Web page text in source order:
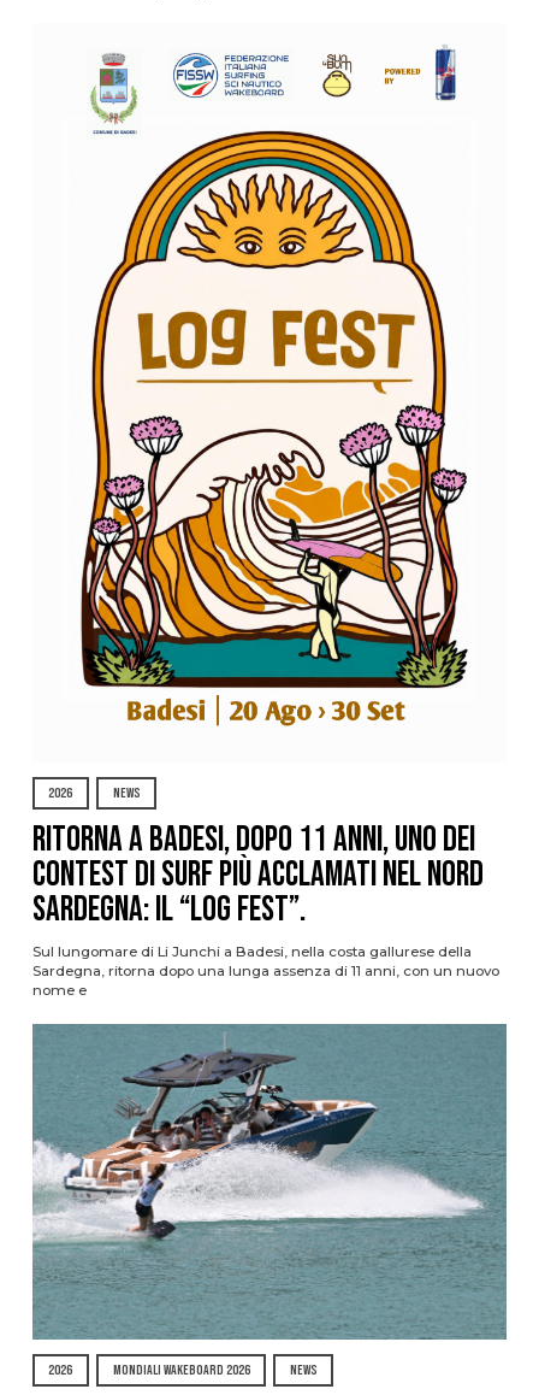
2026 NEWS
Ritorna a Badesi, dopo 11 anni, uno dei
contest di surf più acclamati nel nord
Sardegna: il “Log Fest”.
Sul lungomare di Li Junchi a Badesi, nella costa gallurese della
Sardegna, ritorna dopo una lunga assenza di 11 anni, con un nuovo
nome e
2026 MONDIALI WAKEBOARD 2026 NEWS